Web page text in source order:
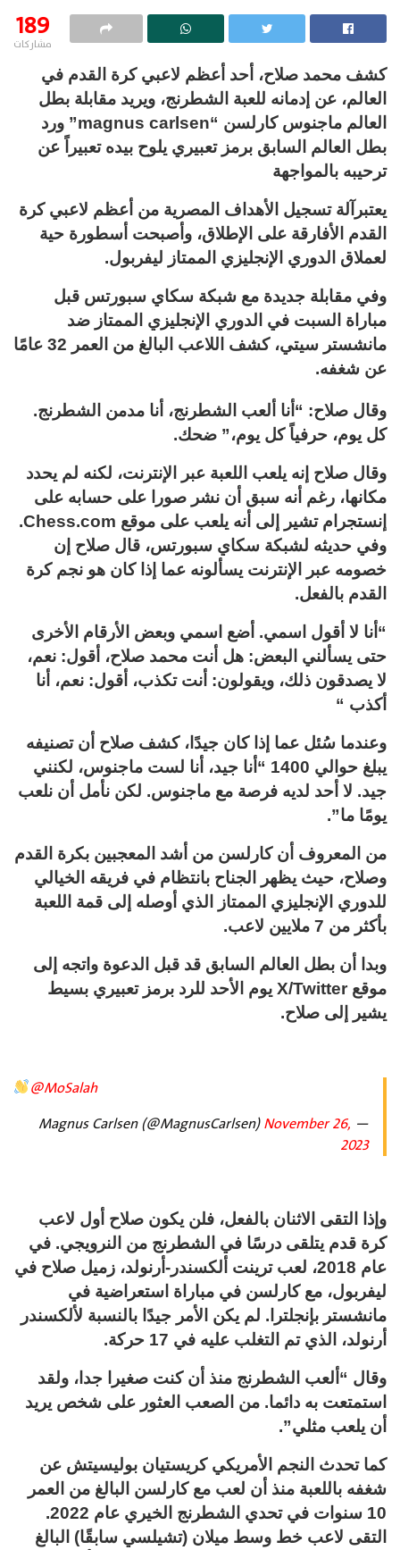
189
مشاركات
كشف محمد صلاح، أحد أعظم لاعبي كرة القدم في
العالم، عن إدمانه للعبة الشطرنج، ويريد مقابلة بطل
العالم ماجنوس كارلسن “magnus carlsen” ورد
بطل العالم السابق برمز تعبيري يلوح بيده تعبيراً عن
ترحيبه بالمواجهة
يعتبرآلة تسجيل الأهداف المصرية من أعظم لاعبي كرة
القدم الأفارقة على الإطلاق، وأصبحت أسطورة حية
لعملاق الدوري الإنجليزي الممتاز ليفربول.
وفي مقابلة جديدة مع شبكة سكاي سبورتس قبل
مباراة السبت في الدوري الإنجليزي الممتاز ضد
مانشستر سيتي، كشف اللاعب البالغ من العمر 32 عامًا
عن شغفه.
وقال صلاح: “أنا ألعب الشطرنج، أنا مدمن الشطرنج.
كل يوم، حرفياً كل يوم،” ضحك.
وقال صلاح إنه يلعب اللعبة عبر الإنترنت، لكنه لم يحدد
مكانها، رغم أنه سبق أن نشر صورا على حسابه على
إنستجرام تشير إلى أنه يلعب على موقع Chess.com.
وفي حديثه لشبكة سكاي سبورتس، قال صلاح إن
خصومه عبر الإنترنت يسألونه عما إذا كان هو نجم كرة
القدم بالفعل.
“أنا لا أقول اسمي. أضع اسمي وبعض الأرقام الأخرى
حتى يسألني البعض: هل أنت محمد صلاح، أقول: نعم،
لا يصدقون ذلك، ويقولون: أنت تكذب، أقول: نعم، أنا
أكذب “
وعندما سُئل عما إذا كان جيدًا، كشف صلاح أن تصنيفه
يبلغ حوالي 1400 “أنا جيد، أنا لست ماجنوس، لكنني
جيد. لا أحد لديه فرصة مع ماجنوس. لكن نأمل أن نلعب
يومًا ما”.
من المعروف أن كارلسن من أشد المعجبين بكرة القدم
وصلاح، حيث يظهر الجناح بانتظام في فريقه الخيالي
للدوري الإنجليزي الممتاز الذي أوصله إلى قمة اللعبة
بأكثر من 7 ملايين لاعب.
وبدا أن بطل العالم السابق قد قبل الدعوة واتجه إلى
موقع X/Twitter يوم الأحد للرد برمز تعبيري بسيط
يشير إلى صلاح.
@MoSalah
— Magnus Carlsen (@MagnusCarlsen)
November 26,
2023
وإذا التقى الاثنان بالفعل، فلن يكون صلاح أول لاعب
كرة قدم يتلقى درسًا في الشطرنج من النرويجي. في
عام 2018، لعب ترينت ألكسندر-أرنولد، زميل صلاح في
ليفربول، مع كارلسن في مباراة استعراضية في
مانشستر بإنجلترا. لم يكن الأمر جيدًا بالنسبة لألكسندر
أرنولد، الذي تم التغلب عليه في 17 حركة.
وقال “ألعب الشطرنج منذ أن كنت صغيرا جدا، ولقد
استمتعت به دائما. من الصعب العثور على شخص يريد
أن يلعب مثلي”.
كما تحدث النجم الأمريكي كريستيان بوليسيتش عن
شغفه باللعبة منذ أن لعب مع كارلسن البالغ من العمر
10 سنوات في تحدي الشطرنج الخيري عام 2022.
التقى لاعب خط وسط ميلان (تشيلسي سابقًا) البالغ